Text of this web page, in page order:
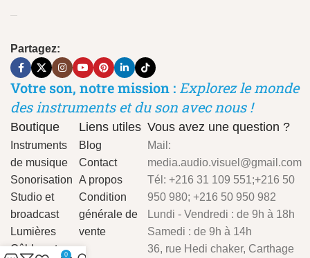
Partagez:
Votre son, notre mission : Explorez le monde
des instruments et du son avec nous !
Boutique
Instruments
de musique
Sonorisation
Studio et
broadcast
Lumières
Câbles et
Liens utiles
Blog
Contact
A propos
Condition
générale de
vente
Vous avez une question ?
Mail:
media.audio.visuel@gmail.com
Tél: +216 31 109 551;+216 50
950 980; +216 50 950 982
Lundi - Vendredi : de 9h à 18h
Samedi : de 9h à 14h
36, rue Hedi chaker, Carthage
0